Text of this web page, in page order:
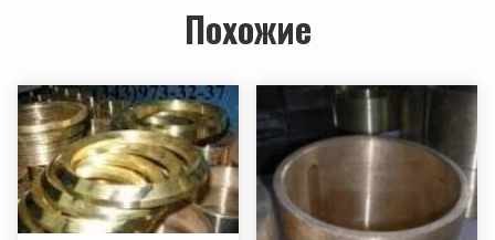
Похожие